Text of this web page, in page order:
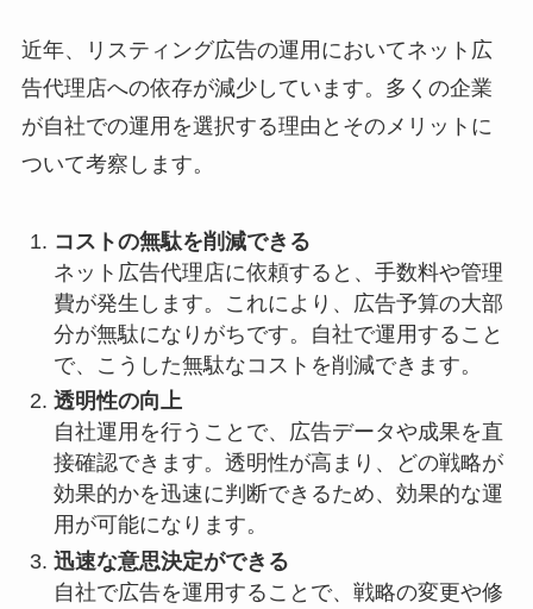
近年、リスティング広告の運用においてネット広
告代理店への依存が減少しています。多くの企業
が自社での運用を選択する理由とそのメリットに
ついて考察します。
コストの無駄を削減できる
ネット広告代理店に依頼すると、手数料や管理
費が発生します。これにより、広告予算の大部
分が無駄になりがちです。自社で運用すること
で、こうした無駄なコストを削減できます。
透明性の向上
自社運用を行うことで、広告データや成果を直
接確認できます。透明性が高まり、どの戦略が
効果的かを迅速に判断できるため、効果的な運
用が可能になります。
迅速な意思決定ができる
自社で広告を運用することで、戦略の変更や修